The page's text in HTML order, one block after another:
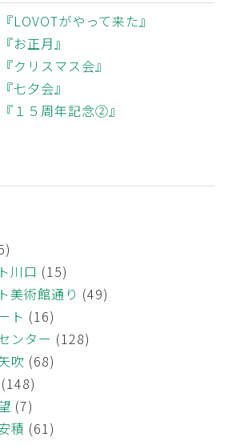
LOVOTがやって来た』
お正月』
クリスマス会』
七夕会』
１５周年記念②』
川口 (15)
美術館通り (49)
ト (16)
ンター (128)
吹 (68)
(148)
(7)
積 (61)